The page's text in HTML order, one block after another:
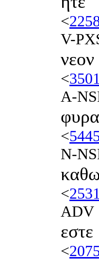
<
V-
νεον
<3501
A-
<
N-
<2531
ADV
εστε
<